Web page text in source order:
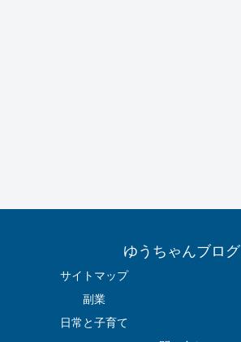
ゆうちゃんブログ
サイトマップ
副業
日常と子育て